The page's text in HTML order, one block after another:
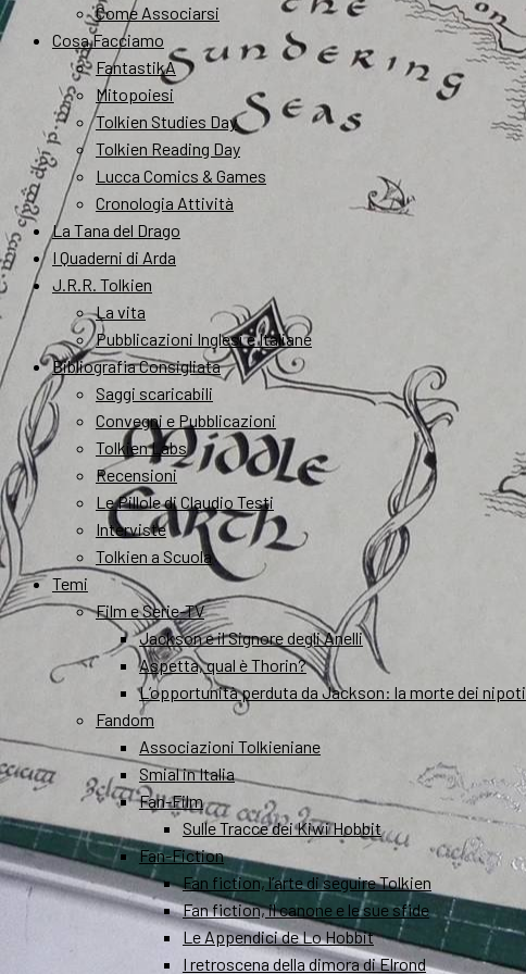
Come Associarsi
Cosa Facciamo
FantastikA
Mitopoiesi
Tolkien Studies Day
Tolkien Reading Day
Lucca Comics & Games
Cronologia Attività
La Tana del Drago
I Quaderni di Arda
J.R.R. Tolkien
La vita
Pubblicazioni Inglesi e Italiane
Bibliografia Consigliata
Saggi scaricabili
Convegni e Pubblicazioni
Tolkien Labs
Recensioni
Le Pillole di Claudio Testi
Interviste
Tolkien a Scuola
Temi
Film e Serie-TV
Jackson e il Signore degli Anelli
Aspetta, qual è Thorin?
L’opportunità perduta da Jackson: la morte dei nipoti
Fandom
Associazioni Tolkieniane
Smial in Italia
Fan-Film
Sulle Tracce dei Kiwi Hobbit
Fan-Fiction
Fan fiction, l’arte di seguire Tolkien
Fan fiction, il canone e le sue sfide
Le Appendici de Lo Hobbit
I retroscena della dimora di Elrond